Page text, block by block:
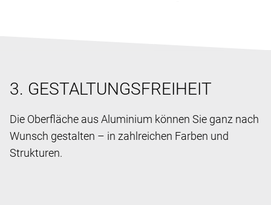
3. GESTALTUNGSFREIHEIT
Die Oberfläche aus Aluminium können Sie ganz nach
Wunsch gestalten – in zahlreichen Farben und
Strukturen.